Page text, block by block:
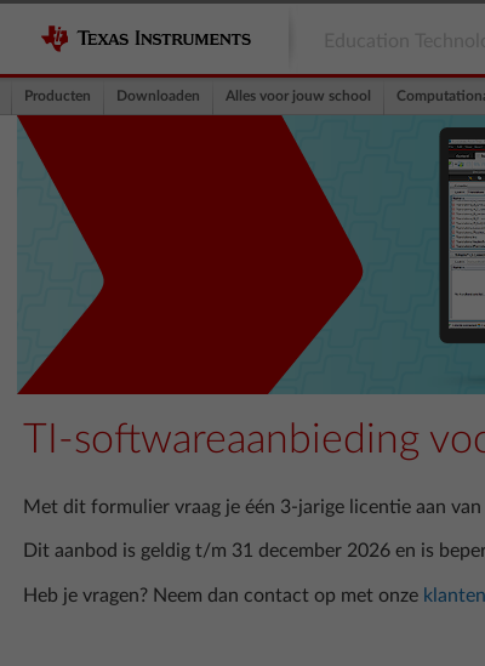
Producten Downloaden Alles voor jouw school
TI-softwareaanbieding
Met dit formulier vraag je één 3-jarige licentie aan
Dit aanbod is geldig t/m 31 december 2026 en is
Heb je vragen? Neem dan contact op met onze